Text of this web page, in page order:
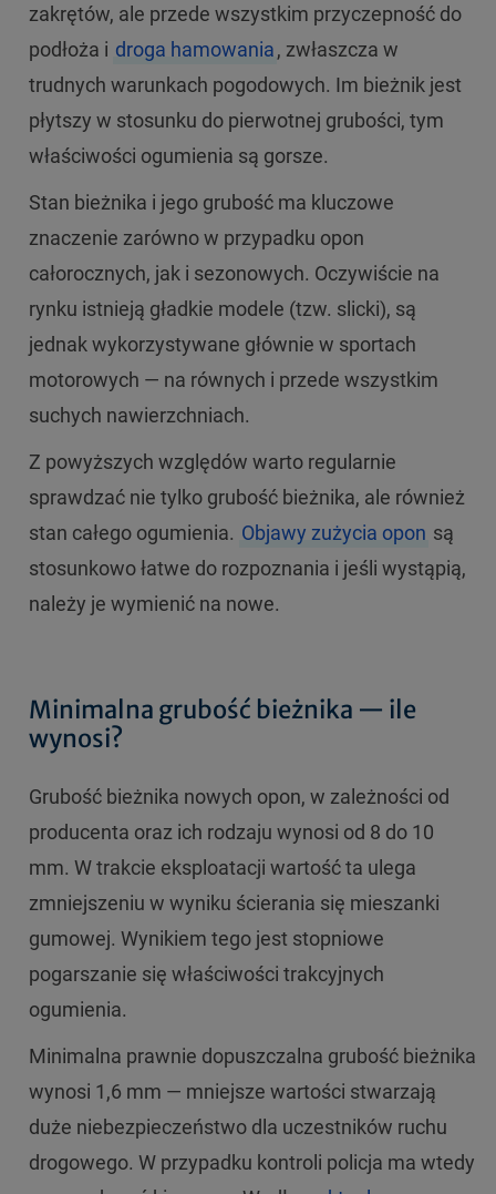
zakrętów, ale przede wszystkim przyczepność do
podłoża i droga hamowania, zwłaszcza w
trudnych warunkach pogodowych. Im bieżnik jest
płytszy w stosunku do pierwotnej grubości, tym
właściwości ogumienia są gorsze.
Stan bieżnika i jego grubość ma kluczowe
znaczenie zarówno w przypadku opon
całorocznych, jak i sezonowych. Oczywiście na
rynku istnieją gładkie modele (tzw. slicki), są
jednak wykorzystywane głównie w sportach
motorowych — na równych i przede wszystkim
suchych nawierzchniach.
Z powyższych względów warto regularnie
sprawdzać nie tylko grubość bieżnika, ale również
stan całego ogumienia. Objawy zużycia opon są
stosunkowo łatwe do rozpoznania i jeśli wystąpią,
należy je wymienić na nowe.
Minimalna grubość bieżnika — ile
wynosi?
Grubość bieżnika nowych opon, w zależności od
producenta oraz ich rodzaju wynosi od 8 do 10
mm. W trakcie eksploatacji wartość ta ulega
zmniejszeniu w wyniku ścierania się mieszanki
gumowej. Wynikiem tego jest stopniowe
pogarszanie się właściwości trakcyjnych
ogumienia.
Minimalna prawnie dopuszczalna grubość bieżnika
wynosi 1,6 mm — mniejsze wartości stwarzają
duże niebezpieczeństwo dla uczestników ruchu
drogowego. W przypadku kontroli policja ma wtedy